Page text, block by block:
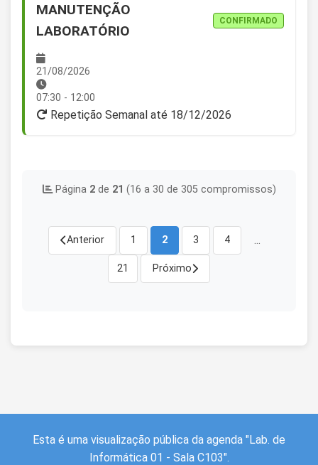
MANUTENÇÃO
LABORATÓRIO
CONFIRMADO
21/08/2026
07:30 - 12:00
Repetição Semanal até 18/12/2026
Página 2de 21 (16 a 30 de 305 compromissos)
Anterior 1 2 3 4 ...
21 Próximo
Esta é uma visualização pública da agenda "Lab. de
Informática 01 - Sala C103".